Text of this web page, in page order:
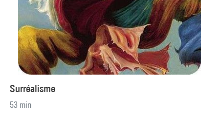
Surréalisme
53 min